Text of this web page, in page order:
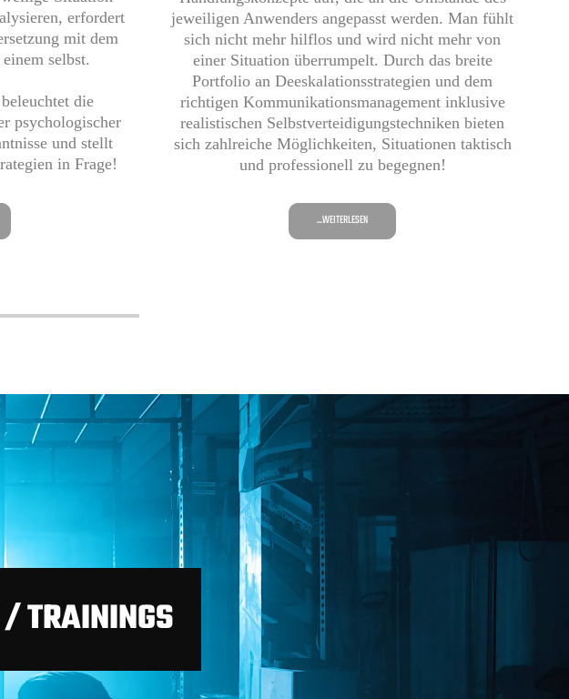
erfordert
mit dem
selbst.
die
psychologischer
und stellt
in Frage!
jeweiligen Anwenders angepasst werden. Man fühlt
sich nicht mehr hilflos und wird nicht mehr von
einer Situation überrumpelt. Durch das breite
Portfolio an Deeskalationsstrategien und dem
richtigen Kommunikationsmanagement inklusive
realistischen Selbstverteidigungstechniken bieten
sich zahlreiche Möglichkeiten, Situationen taktisch
und professionell zu begegnen!
...WEITERLESEN
TRAININGS